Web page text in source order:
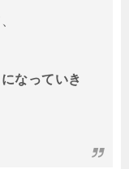
なっていき